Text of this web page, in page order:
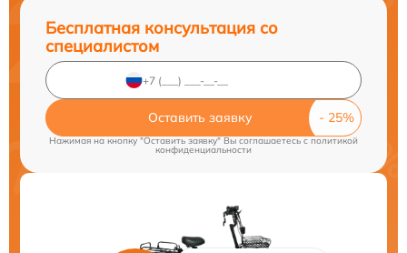
Бесплатная консультация со
специалистом
Оставить заявку
Нажимая на кнопку "Оставить заявку" Вы соглашаетесь cполитикой
конфиденциальности